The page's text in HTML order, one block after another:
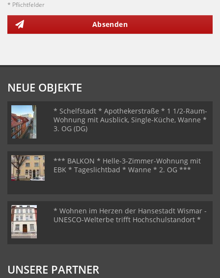
* Pflichtfelder
Absenden
NEUE OBJEKTE
* Schelfstadt * Apothekerstraße * 1 1/2-Raum-
Wohnung mit Ausblick, Single-Küche, Wanne *
3. OG (DG)
*** BALKON * Helle-3-Zimmer-Wohnung mit
EBK * Tageslichtbad * Wanne * 2. OG ***
* Wohnen im Herzen der Hansestadt Wismar -
UNESCO-Welterbe trifft Hochschulstandort *
UNSERE PARTNER